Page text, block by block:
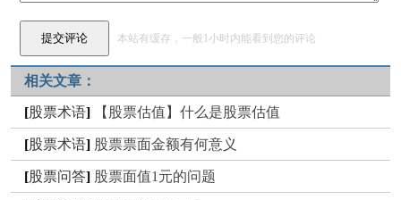
本站有缓存，一般1小时内能看到您的评论
相关文章：
[股票术语] 【股票估值】什么是股票估值
[股票术语] 股票票面金额有何意义
[股票问答] 股票面值1元的问题